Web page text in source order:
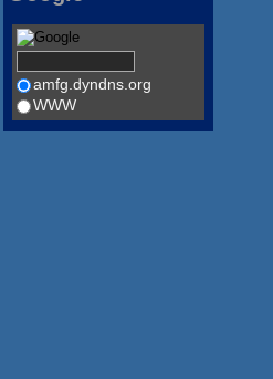
amfg.dyndns.org
WWW